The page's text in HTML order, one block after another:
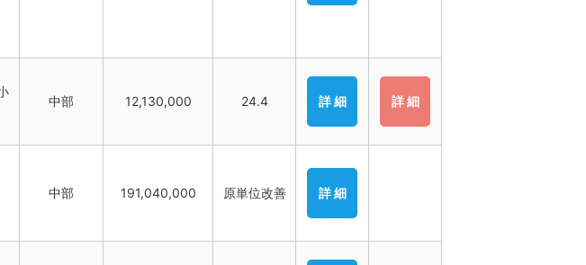
中部 12,130,000 24.4 詳 細 詳 細
中部 191,040,000 原単位改善 詳 細